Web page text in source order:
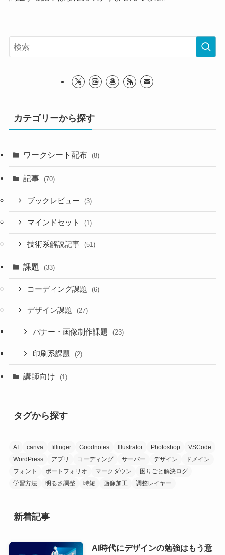
カテゴリーから探す
ワークシート配布 (8)
記事 (70)
ブックレビュー (3)
マインドセット (1)
技術系解説記事 (51)
課題 (33)
コーディング課題 (6)
デザイン課題 (27)
バナー・画像制作課題 (23)
印刷系課題 (2)
講師向け (1)
タグから探す
AI canva fillinger Goodnotes Illustrator Photoshop
VSCode
WordPress
アプリ コーディング サーバー デザイン
ドメイン
フォント
ポートフォリオ マークダウン
困りごと解決ログ
学習方法
明るさ調整 時短 画像加工 調整レイヤー
新着記事
AI時代にデザインの勉強はもう意